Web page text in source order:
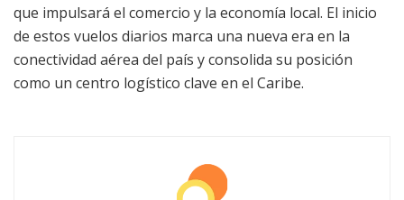
que impulsará el comercio y la economía local. El inicio
de estos vuelos diarios marca una nueva era en la
conectividad aérea del país y consolida su posición
como un centro logístico clave en el Caribe.